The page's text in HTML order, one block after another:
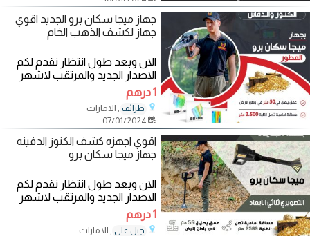
جهاز ميجا سكان برو الجديد اقوي
جهاز لكشف الذهب الخام
الان وبعد طول انتظار نقدم لكم
الاصدار الجديد والمرتقب لاشهر
اجهزة كشف الذهب والمعادن
والكنوز
1 درهم
طرائف , الامارات
اقوي اجهزه كشف الكنوز الدفينه
جهاز ميجا سكان برو
الان وبعد طول انتظار نقدم لكم
الاصدار الجديد والمرتقب لاشهر
اجهزة كشف الذهب والمعادن
والكنوز
1 درهم
جبل علي , الامارات